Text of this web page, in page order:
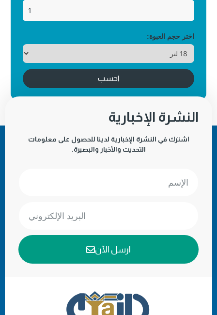
اختر حجم العبوة:
احسب
النشرة الإخبارية
اشترك في النشرة الإخبارية لدينا للحصول على معلومات
التحديث والأخبار والبصيرة.
ارسل الآن